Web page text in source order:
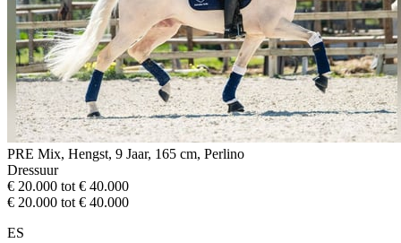
PRE Mix, Hengst, 9 Jaar, 165 cm, Perlino
Dressuur
€ 20.000 tot € 40.000
€ 20.000 tot € 40.000
ES